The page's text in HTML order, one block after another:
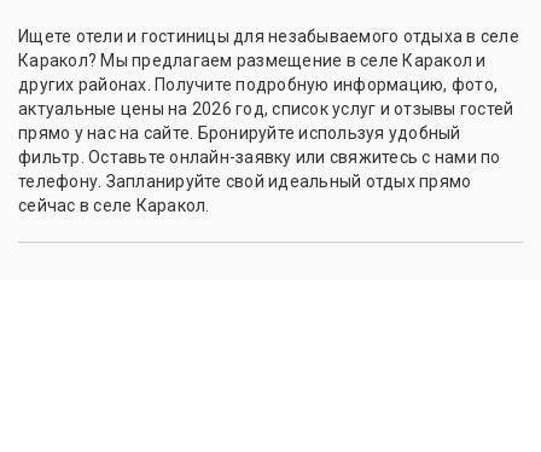
Ищете отели и гостиницы для незабываемого отдыха в селе
Каракол? Мы предлагаем размещение в селе Каракол и
других районах. Получите подробную информацию, фото,
актуальные цены на 2026 год, список услуг и отзывы гостей
прямо у нас на сайте. Бронируйте используя удобный
фильтр. Оставьте онлайн-заявку или свяжитесь с нами по
телефону. Запланируйте свой идеальный отдых прямо
сейчас в селе Каракол.